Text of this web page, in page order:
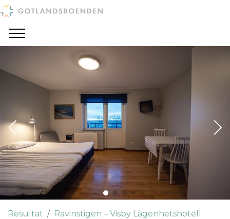
Resultat
Ravinstigen – Visby Lägenhetshotell